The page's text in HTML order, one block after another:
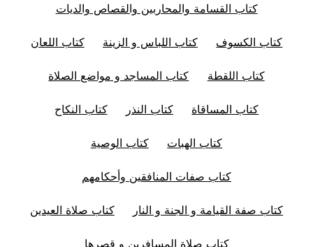
كتاب القسامة والمحاربين والقصاص والديات
كتاب الكسوف كتاب اللباس و الزينة كتاب اللعان
كتاب اللقطة كتاب المساجد و مواضع الصلاة
كتاب المساقاة كتاب النذر كتاب النكاح
كتاب الهبات كتاب الوصية
كتاب صفات المنافقين وأحكامهم
كتاب صفة القيامة و الجنة و النار كتاب صلاة العيدين
كتاب صلاة المسافرين و قصرها